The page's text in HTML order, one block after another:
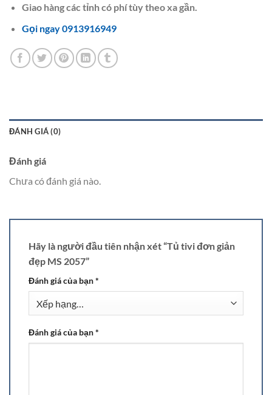
Giao hàng các tỉnh có phí tùy theo xa gần.
Gọi ngay 0913916949
ĐÁNH GIÁ (0)
Đánh giá
Chưa có đánh giá nào.
Hãy là người đầu tiên nhận xét “Tủ tivi đơn giản
đẹp MS 2057”
Đánh giá của bạn*
Đánh giá của bạn*